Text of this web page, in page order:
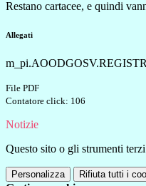
Restano cartacee, e quindi
Allegati
File PDF
Contatore click: 106
Notizie
Questo sito o gli strumenti
Personalizza Rifiuta tutti i